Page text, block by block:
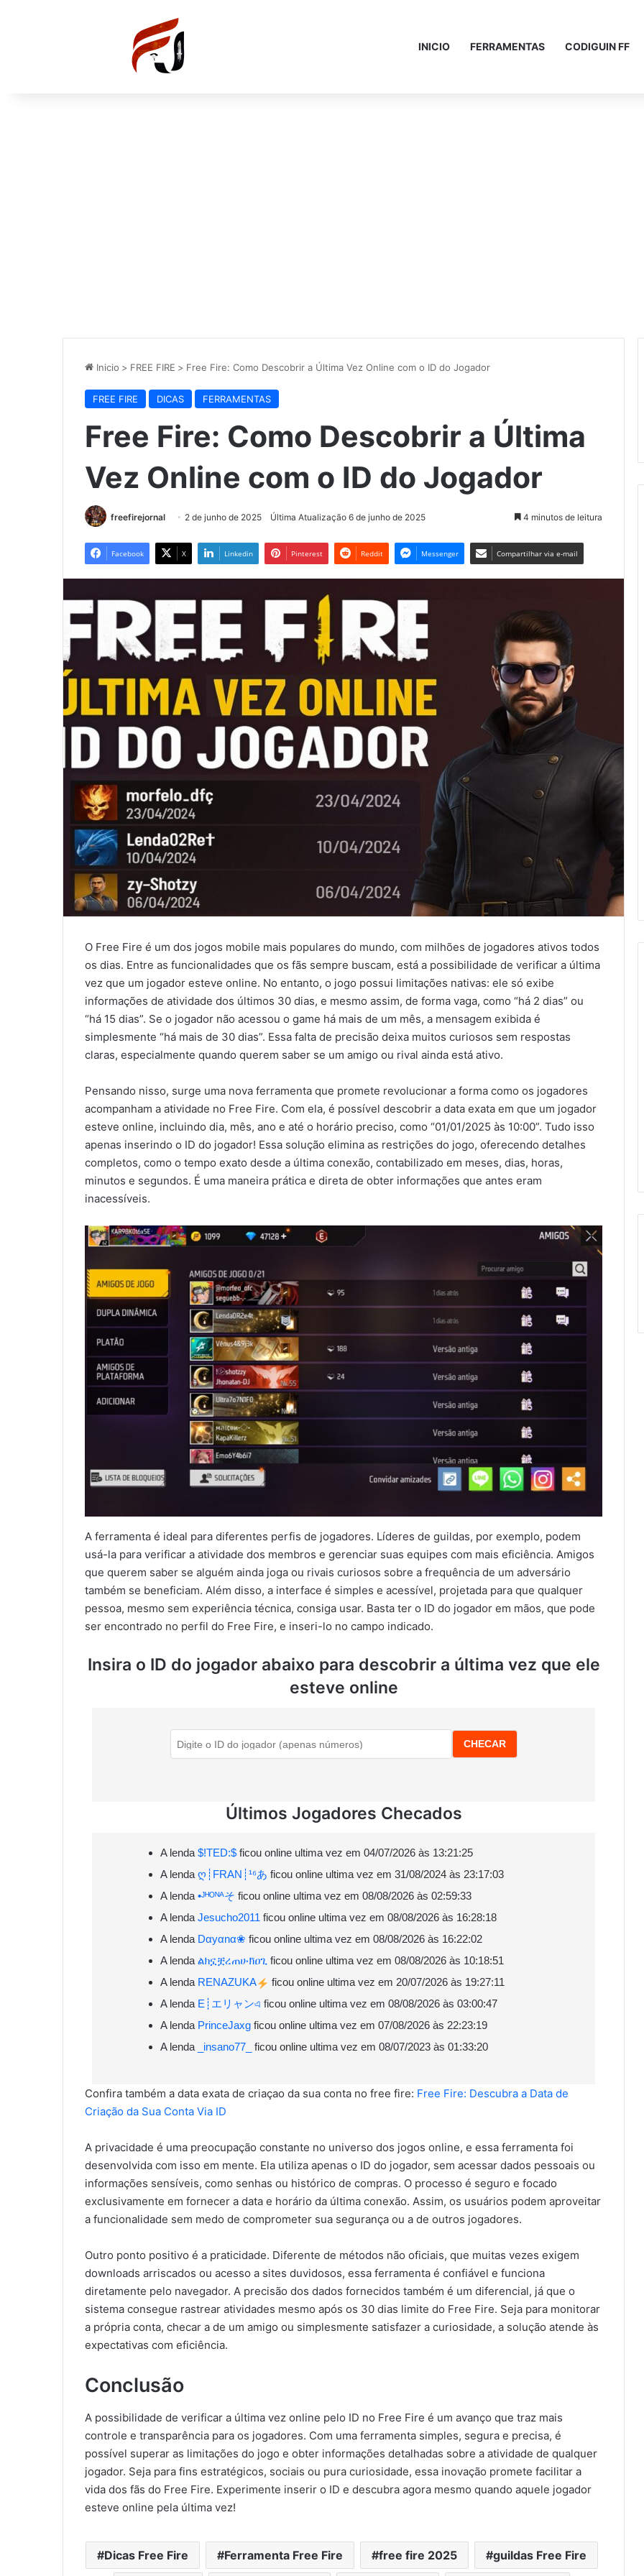
INICIO FERRAMENTAS CODIGUIN FF
Inicio > FREE FIRE > Free Fire: Como Descobrir a Última Vez Online com o ID do Jogador
FREE FIRE DICAS FERRAMENTAS
Free Fire: Como Descobrir a Última
Vez Online com o ID do Jogador
freefirejornal 2 de junho de 2025 Última Atualização 6 de junho de 2025 4 minutos de leitura
Facebook X Linkedin Pinterest Reddit Messenger Compartilhar via e-mail
O Free Fire é um dos jogos mobile mais populares do mundo, com milhões de jogadores ativos todos
os dias. Entre as funcionalidades que os fãs sempre buscam, está a possibilidade de verificar a última
vez que um jogador esteve online. No entanto, o jogo possui limitações nativas: ele só exibe
informações de atividade dos últimos 30 dias, e mesmo assim, de forma vaga, como “há 2 dias” ou
“há 15 dias”. Se o jogador não acessou o game há mais de um mês, a mensagem exibida é
simplesmente “há mais de 30 dias”. Essa falta de precisão deixa muitos curiosos sem respostas
claras, especialmente quando querem saber se um amigo ou rival ainda está ativo.
Pensando nisso, surge uma nova ferramenta que promete revolucionar a forma como os jogadores
acompanham a atividade no Free Fire. Com ela, é possível descobrir a data exata em que um jogador
esteve online, incluindo dia, mês, ano e até o horário preciso, como “01/01/2025 às 10:00”. Tudo isso
apenas inserindo o ID do jogador! Essa solução elimina as restrições do jogo, oferecendo detalhes
completos, como o tempo exato desde a última conexão, contabilizado em meses, dias, horas,
minutos e segundos. É uma maneira prática e direta de obter informações que antes eram
inacessíveis.
A ferramenta é ideal para diferentes perfis de jogadores. Líderes de guildas, por exemplo, podem
usá-la para verificar a atividade dos membros e gerenciar suas equipes com mais eficiência. Amigos
que querem saber se alguém ainda joga ou rivais curiosos sobre a frequência de um adversário
também se beneficiam. Além disso, a interface é simples e acessível, projetada para que qualquer
pessoa, mesmo sem experiência técnica, consiga usar. Basta ter o ID do jogador em mãos, que pode
ser encontrado no perfil do Free Fire, e inseri-lo no campo indicado.
Insira o ID do jogador abaixo para descobrir a última vez que ele
esteve online
CHECAR
Últimos Jogadores Checados
A lenda $!TED:$ ficou online ultima vez em 04/07/2026 às 13:21:25
A lenda ღ┊FRAN┊¹⁶あ ficou online ultima vez em 31/08/2024 às 23:17:03
A lenda •ᴶᴴᴼᴺᴬそ ficou online ultima vez em 08/08/2026 às 02:59:33
A lenda Jesucho2011 ficou online ultima vez em 08/08/2026 às 16:28:18
A lenda Dαyαnα❀ ficou online ultima vez em 08/08/2026 às 16:22:02
A lenda ልክኗቿረጠሁክ̃ዐጊ ficou online ultima vez em 08/08/2026 às 10:18:51
A lenda RENㅤAZUKA
ficou online ultima vez em 20/07/2026 às 19:27:11
A lenda E┊エリャンএ ficou online ultima vez em 08/08/2026 às 03:00:47
A lenda PrinceㅤJaxg ficou online ultima vez em 07/08/2026 às 22:23:19
A lenda
_insano77_ ficou online ultima vez em 08/07/2023 às 01:33:20
Confira também a data exata de criaçao da sua conta no free fire: Free Fire: Descubra a Data de
Criação da Sua Conta Via ID
A privacidade é uma preocupação constante no universo dos jogos online, e essa ferramenta foi
desenvolvida com isso em mente. Ela utiliza apenas o ID do jogador, sem acessar dados pessoais ou
informações sensíveis, como senhas ou histórico de compras. O processo é seguro e focado
exclusivamente em fornecer a data e horário da última conexão. Assim, os usuários podem aproveitar
a funcionalidade sem medo de comprometer sua segurança ou a de outros jogadores.
Outro ponto positivo é a praticidade. Diferente de métodos não oficiais, que muitas vezes exigem
downloads arriscados ou acesso a sites duvidosos, essa ferramenta é confiável e funciona
diretamente pelo navegador. A precisão dos dados fornecidos também é um diferencial, já que o
sistema consegue rastrear atividades mesmo após os 30 dias limite do Free Fire. Seja para monitorar
a própria conta, checar a de um amigo ou simplesmente satisfazer a curiosidade, a solução atende às
expectativas com eficiência.
Conclusão
A possibilidade de verificar a última vez online pelo ID no Free Fire é um avanço que traz mais
controle e transparência para os jogadores. Com uma ferramenta simples, segura e precisa, é
possível superar as limitações do jogo e obter informações detalhadas sobre a atividade de qualquer
jogador. Seja para fins estratégicos, sociais ou pura curiosidade, essa inovação promete facilitar a
vida dos fãs do Free Fire. Experimente inserir o ID e descubra agora mesmo quando aquele jogador
esteve online pela última vez!
Dicas Free Fire Ferramenta Free Fire free fire 2025 guildas Free Fire